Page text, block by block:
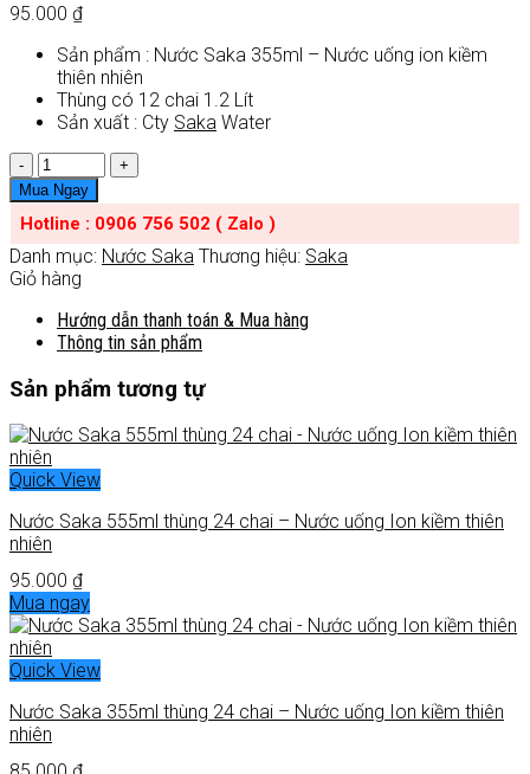
95.000 ₫
Sản phẩm : Nước Saka 355ml – Nước uống ion kiềm
thiên nhiên
Thùng có 12 chai 1.2 Lít
Sản xuất : Cty Saka Water
Số
lượng
Mua Ngay
Hotline : 0906 756 502 ( Zalo )
Danh mục: Nước Saka Thương hiệu: Saka
Giỏ hàng
Hướng dẫn thanh toán & Mua hàng
Thông tin sản phẩm
Sản phẩm tương tự
Quick View
Nước Saka 555ml thùng 24 chai – Nước uống Ion kiềm thiên
nhiên
95.000 ₫
Mua ngay
Quick View
Nước Saka 355ml thùng 24 chai – Nước uống Ion kiềm thiên
nhiên